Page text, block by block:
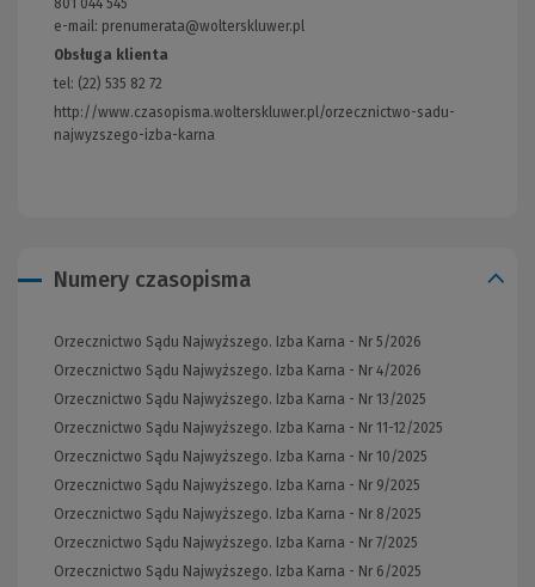
e-mail: prenumerata@wolterskluwer.pl
Obsługa klienta
tel: (22) 535 82 72
http://www.czasopisma.wolterskluwer.pl/orzecznictwo-sadu-
najwyzszego-izba-karna
Numery czasopisma
Orzecznictwo Sądu Najwyższego. Izba Karna - Nr 5/2026
Orzecznictwo Sądu Najwyższego. Izba Karna - Nr 4/2026
Orzecznictwo Sądu Najwyższego. Izba Karna - Nr 13/2025
Orzecznictwo Sądu Najwyższego. Izba Karna - Nr 11-12/2025
Orzecznictwo Sądu Najwyższego. Izba Karna - Nr 10/2025
Orzecznictwo Sądu Najwyższego. Izba Karna - Nr 9/2025
Orzecznictwo Sądu Najwyższego. Izba Karna - Nr 8/2025
Orzecznictwo Sądu Najwyższego. Izba Karna - Nr 7/2025
Orzecznictwo Sądu Najwyższego. Izba Karna - Nr 6/2025